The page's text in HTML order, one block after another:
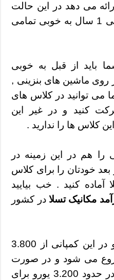
می دهد در این حالت
است که شما می توانید طی 1 سال به خوبی تمامی
باید از قبل به خوبی
روی ماشین های بنزینی ,
توانید در کلاس های
کنید و در غیر این
کلاس ها را ندارید .
را هم در این زمینه در
خودتان را برای کلاس
کنید . خب بیایید
مکانیک تسلادر کشور
حقوق شما در این زمینه و در این کمپانی از 3.800
می شود و در صورت
کسر مالیات دولتی چیزی در حدود 3.200 یورو برای